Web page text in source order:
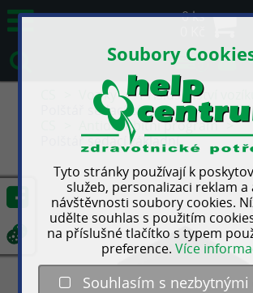
Soubory
Tyto stránky používají k
služeb, personalizaci reklam a
návštěvnosti soubory cookies.
udělte souhlas s použitím
na příslušné tlačítko s typem
preference. Více
Souhlasím s nezbytnými
0 ks
0
Vozíky
Příslušenství vozíků
Polštář sedací základní
Antidekubitní program
Polštář sedací základní